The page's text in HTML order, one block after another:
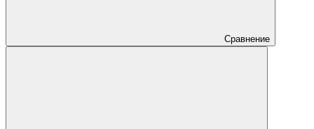
Сравнение